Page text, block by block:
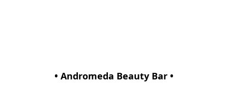
• Andromeda Beauty Bar •